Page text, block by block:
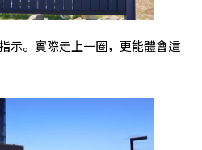
示。實際走上一圈，更能體會這